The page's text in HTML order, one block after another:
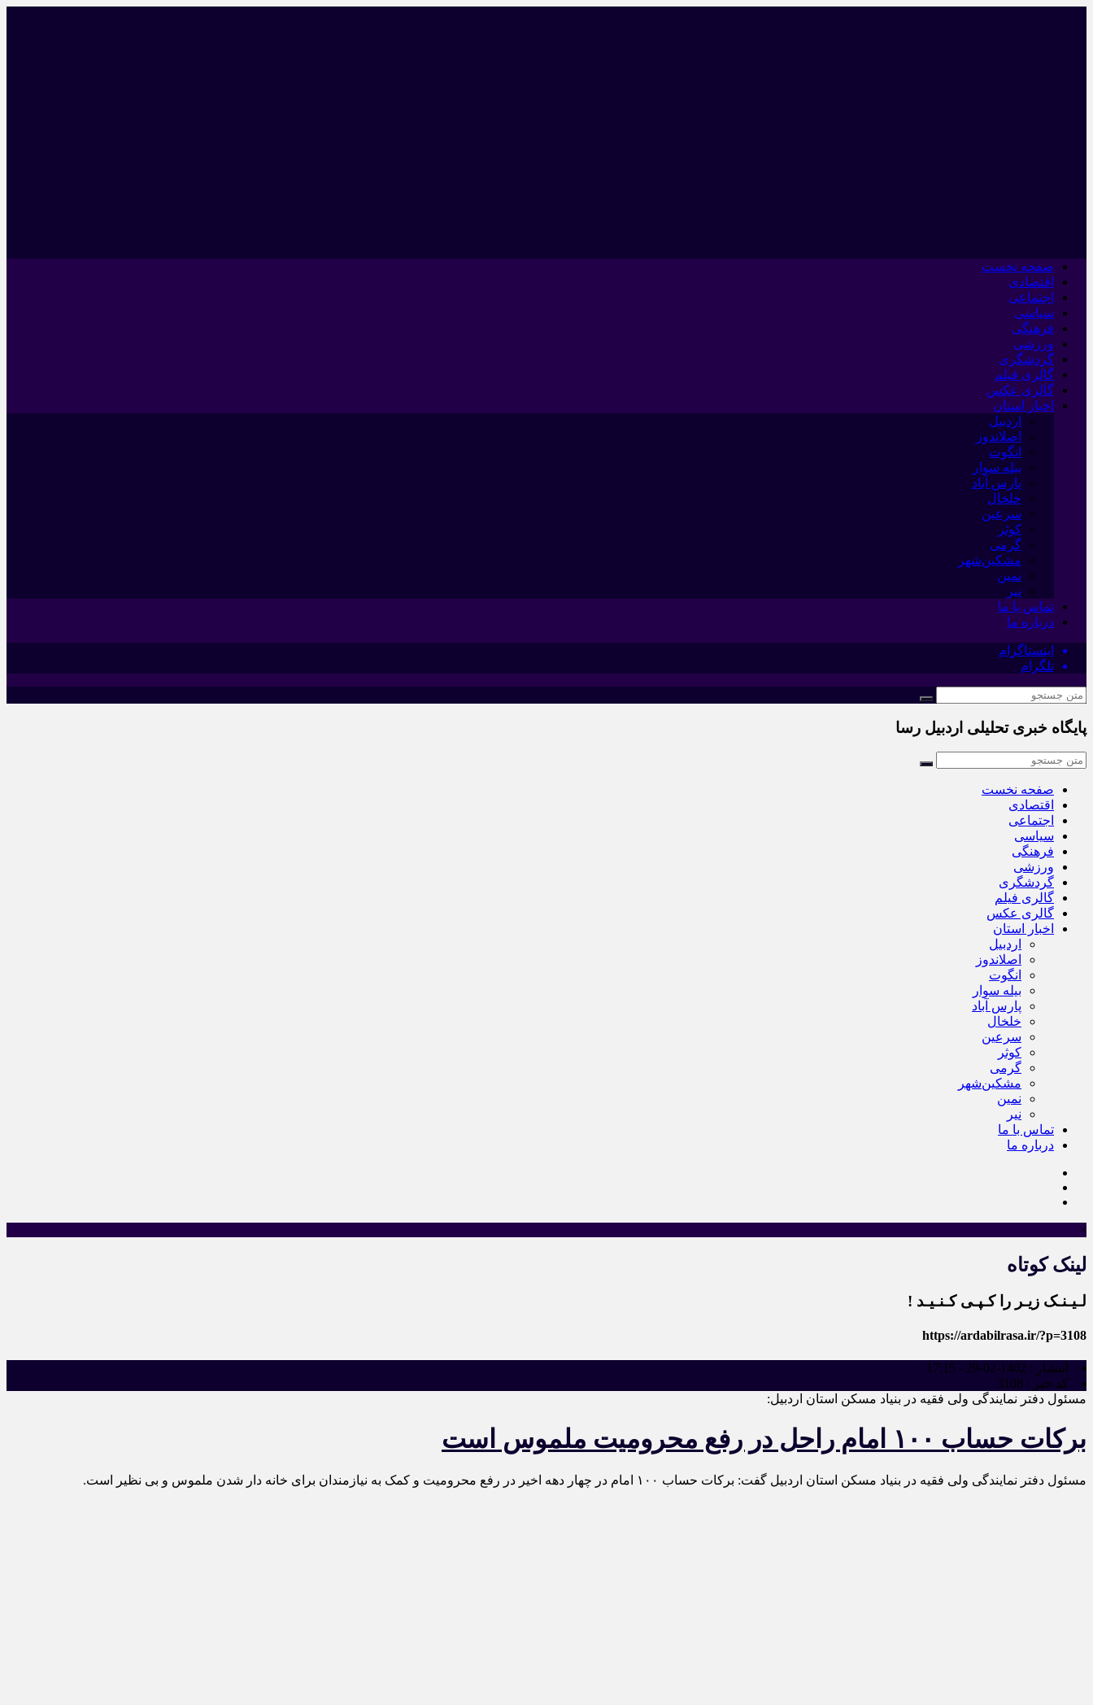
صفحه نخست
اقتصادی
اجتماعی
سیاسی
فرهنگی
ورزشی
گردشگری
گالری فیلم
گالری عکس
اخبار استان
اردبیل
اصلاندوز
انگوت
بیله سوار
پارس آباد
خلخال
سرعین
کوثر
گرمی
مشکین‌شهر
نمین
نیر
تماس با ما
درباره ما
اینستاگرام
تلگرام
پایگاه خبری تحلیلی اردبیل رسا
صفحه نخست
اقتصادی
اجتماعی
سیاسی
فرهنگی
ورزشی
گردشگری
گالری فیلم
گالری عکس
اخبار استان
اردبیل
اصلاندوز
انگوت
بیله سوار
پارس آباد
خلخال
سرعین
کوثر
گرمی
مشکین‌شهر
نمین
نیر
تماس با ما
درباره ما
×
لینک کوتاه
لـیـنـک زیـر را کـپـی کـنـیـد !
https://ardabilrasa.ir/?p=3108
انتشار : 1402-02-29 - 17:15
کد خبر : 3108
مسئول دفتر نمایندگی ولی فقیه در بنیاد مسکن استان اردبیل:
برکات حساب ۱۰۰ امام راحل در رفع محرومیت ملموس است
مسئول دفتر نمایندگی ولی فقیه در بنیاد مسکن استان اردبیل گفت: برکات حساب ۱۰۰ امام در چهار دهه اخیر در رفع محرومیت و کمک به نیازمندان برای خانه دار شدن ملموس و بی نظیر است.